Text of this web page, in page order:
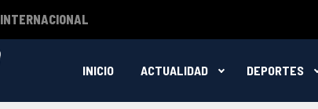
INTERNACIONAL
INICIO ACTUALIDAD DEPORTES